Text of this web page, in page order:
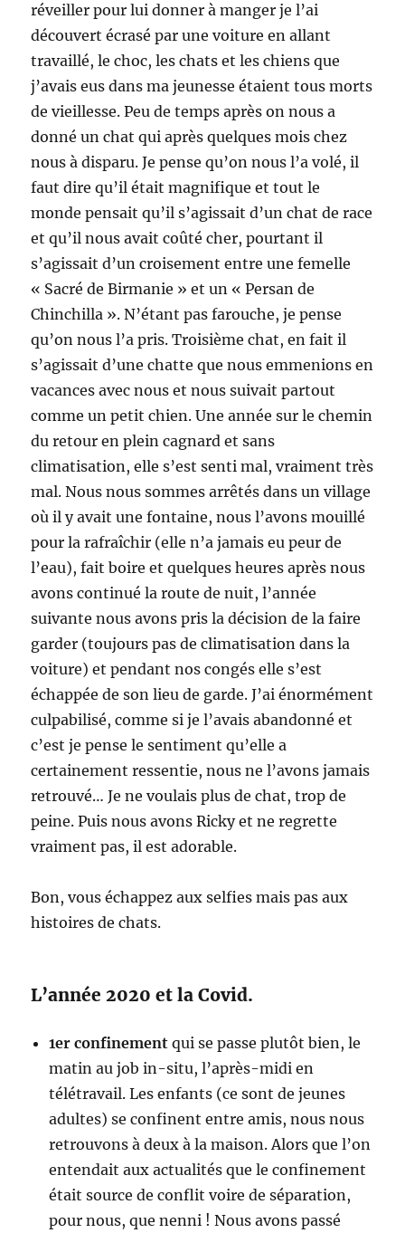
réveiller pour lui donner à manger je l’ai
découvert écrasé par une voiture en allant
travaillé, le choc, les chats et les chiens que
j’avais eus dans ma jeunesse étaient tous morts
de vieillesse. Peu de temps après on nous a
donné un chat qui après quelques mois chez
nous à disparu. Je pense qu’on nous l’a volé, il
faut dire qu’il était magnifique et tout le
monde pensait qu’il s’agissait d’un chat de race
et qu’il nous avait coûté cher, pourtant il
s’agissait d’un croisement entre une femelle
« Sacré de Birmanie » et un « Persan de
Chinchilla ». N’étant pas farouche, je pense
qu’on nous l’a pris. Troisième chat, en fait il
s’agissait d’une chatte que nous emmenions en
vacances avec nous et nous suivait partout
comme un petit chien. Une année sur le chemin
du retour en plein cagnard et sans
climatisation, elle s’est senti mal, vraiment très
mal. Nous nous sommes arrêtés dans un village
où il y avait une fontaine, nous l’avons mouillé
pour la rafraîchir (elle n’a jamais eu peur de
l’eau), fait boire et quelques heures après nous
avons continué la route de nuit, l’année
suivante nous avons pris la décision de la faire
garder (toujours pas de climatisation dans la
voiture) et pendant nos congés elle s’est
échappée de son lieu de garde. J’ai énormément
culpabilisé, comme si je l’avais abandonné et
c’est je pense le sentiment qu’elle a
certainement ressentie, nous ne l’avons jamais
retrouvé… Je ne voulais plus de chat, trop de
peine. Puis nous avons Ricky et ne regrette
vraiment pas, il est adorable.
Bon, vous échappez aux selfies mais pas aux
histoires de chats.
L’année 2020 et la Covid.
1er confinement qui se passe plutôt bien, le
matin au job in-situ, l’après-midi en
télétravail. Les enfants (ce sont de jeunes
adultes) se confinent entre amis, nous nous
retrouvons à deux à la maison. Alors que l’on
entendait aux actualités que le confinement
était source de conflit voire de séparation,
pour nous, que nenni ! Nous avons passé